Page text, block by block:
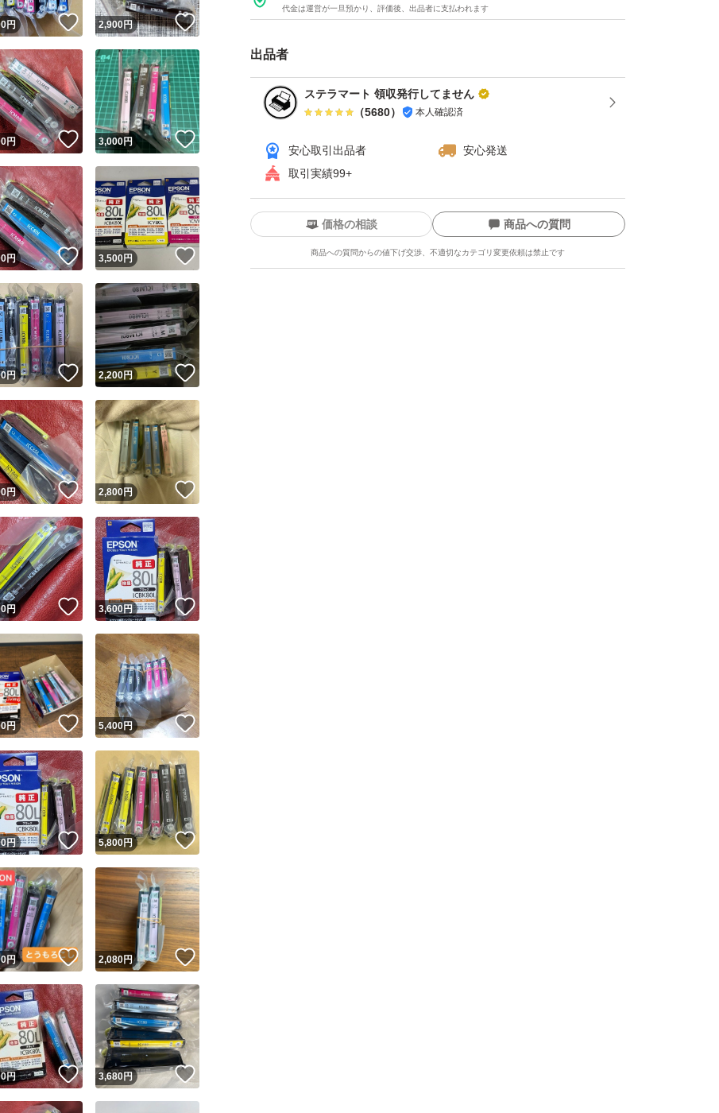
代金は運営が一旦預かり、評価後、出品者に支払われます
出品者
ステラマート 領収発行してません
（5680） 本人確認済
安心取引出品者
安心発送
取引実績99+
ユーザーの実績について
リマが定めた一定の基準を満たしたユーザーにバッジを付与しています
出品者
取引出品者 Yahoo!フリマの基準をクリアした安心・安全なユーザーです
実績◯+ このユーザーはYahoo!フリマの取引を完了させた実績があります
マ実績◯+ このユーザーは他フリマサービスでの取引実績があります
&安心発送
ジは実績に基づく表示であり、発送を保証しているものではありません
ード＆安心発送
このユーザーは高頻度で24時間以内＆設定した発送日数内に発送してい
ます
ド発送 このユーザーは高頻度で24時間以内に発送しています
送 このユーザーは設定した発送日数内に発送しています
価格の相談 商品への質問
商品への質問からの値下げ交渉、不適切なカテゴリ変更依頼は禁止です
この商品の情報をコピーします
商品画像の無断転載は禁止されています
コピーは1商品につき1回です
出品ページへ
キャンセル
！
円 いいね！
2,900円 いいね！
円 いいね！
3,000円 いいね！
！
円 いいね！
3,500円
！
円 いいね！
2,200円 いいね！
円 いいね！
2,800円
！
円 いいね！
3,600円 いいね！
円 いいね！
5,400円
！
円 いいね！
5,800円
円 いいね！
2,080円 いいね！
！
円 いいね！
3,680円